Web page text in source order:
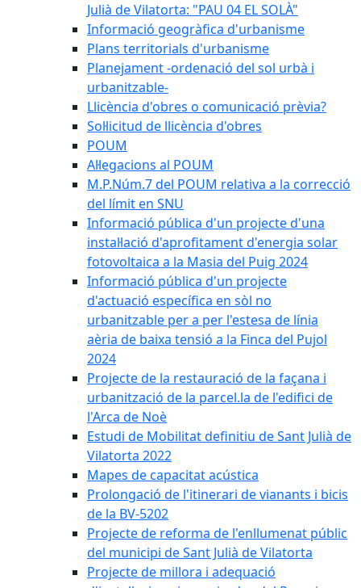
Julià de Vilatorta: "PAU 04 EL SOLÀ"
Informació geogràfica d'urbanisme
Plans territorials d'urbanisme
Planejament -ordenació del sol urbà i
urbanitzable-
Llicència d'obres o comunicació prèvia?
Sol·licitud de llicència d'obres
POUM
Al·legacions al POUM
M.P.Núm.7 del POUM relativa a la correcció
del límit en SNU
Informació pública d'un projecte d'una
instal·lació d'aprofitament d'energia solar
fotovoltaica a la Masia del Puig 2024
Informació pública d'un projecte
d'actuació específica en sòl no
urbanitzable per a per l'estesa de línia
aèria de baixa tensió a la Finca del Pujol
2024
Projecte de la restauració de la façana i
urbanització de la parcel.la de l'edifici de
l'Arca de Noè
Estudi de Mobilitat definitiu de Sant Julià de
Vilatorta 2022
Mapes de capacitat acústica
Prolongació de l'itinerari de vianants i bicis
de la BV-5202
Projecte de reforma de l'enllumenat públic
del municipi de Sant Julià de Vilatorta
Projecte de millora i adequació